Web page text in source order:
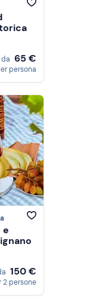
da 65 €
persona
e
150 €
2 persone